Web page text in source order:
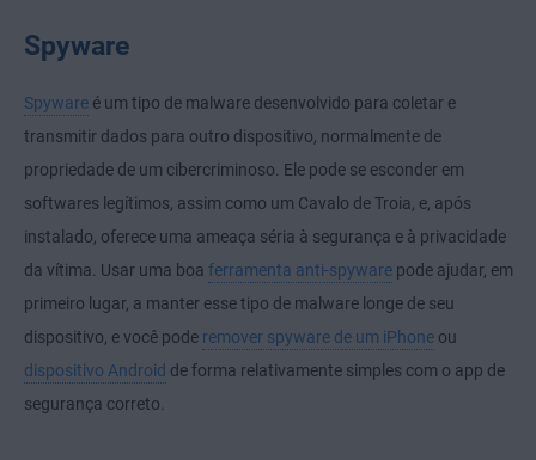
Spyware
Spyware é um tipo de malware desenvolvido para coletar e
transmitir dados para outro dispositivo, normalmente de
propriedade de um cibercriminoso. Ele pode se esconder em
softwares legítimos, assim como um Cavalo de Troia, e, após
instalado, oferece uma ameaça séria à segurança e à privacidade
da vítima. Usar uma boa ferramenta anti-spyware pode ajudar, em
primeiro lugar, a manter esse tipo de malware longe de seu
dispositivo, e você pode remover spyware de um iPhone ou
dispositivo Android de forma relativamente simples com o app de
segurança correto.